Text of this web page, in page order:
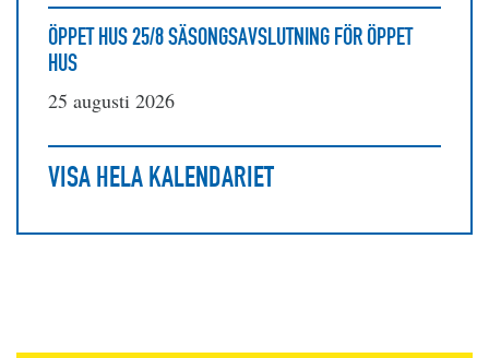
ÖPPET HUS 25/8 SÄSONGSAVSLUTNING FÖR ÖPPET
HUS
25 augusti 2026
VISA HELA KALENDARIET